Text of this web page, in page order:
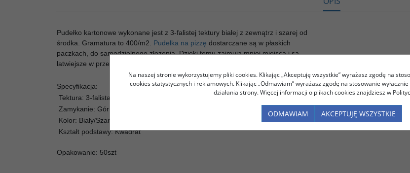
Pudełko kartonowe wykonane jest z 3-falistej tektury białej z zewnątrz i szarej od
środka. Gramatura to 400/m2. Pudełka na pizzę dostarczane są w płaskich
paczkach, do samodzielnego złożenia. Dzięki temu zajmują mniej miejsca i są
łatwiejsze w przechowywaniu.
Specyfikacja:
Tektura: 3-falista, 400g/m2
Zamykanie: Górna przykrywka wchodzi w środek pudełka
Kolor: Biały/Szary
Kształt podstawy: Kwadrat
Opakowanie: 50szt
Na naszej stronie wykorzystujemy pliki cookies. Klikając „Akceptuję wszystkie” wyrażasz zgodę na
cookies statystycznych i reklamowych. Klikając „Odmawiam” wyrażasz zgodę na stosowanie
działania strony. Więcej informacji o plikach cookies znajdziesz w
ODMAWIAM AKCEPTUJĘ WSZYSTKIE